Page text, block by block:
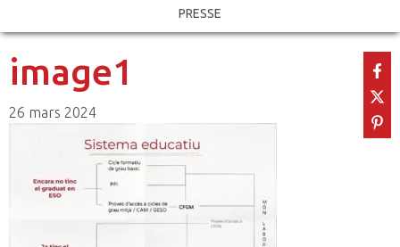
PRESSE
image1
26 mars 2024